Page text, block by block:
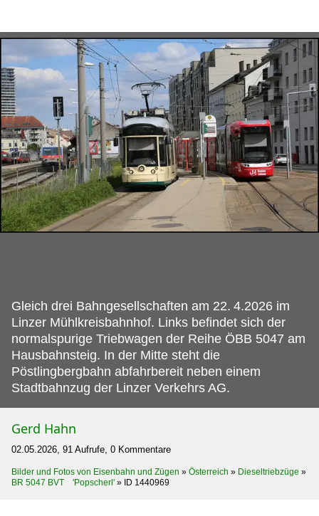
Gleich drei Bahngesellschaften am 22. 4.2026 im
Linzer Mühlkreisbahnhof. Links befindet sich der
normalspurige Triebwagen der Reihe ÖBB 5047 am
Hausbahnsteig. In der Mitte steht die
Pöstlingbergbahn abfahrbereit neben einem
Stadtbahnzug der Linzer Verkehrs AG.
Gerd Hahn
02.05.2026, 91 Aufrufe, 0 Kommentare
Bilder und Fotos von Eisenbahn und Zügen » Österreich » Dieseltriebzüge »
BR 5047 BVT 'Popscherl' » ID 1440969